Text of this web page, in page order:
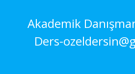
Akademik
Ders-